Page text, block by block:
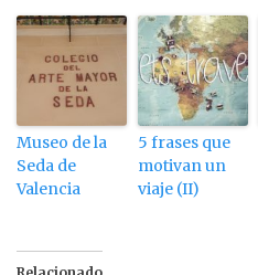
Museo de la
Seda de
Valencia
5 frases que
motivan un
viaje (II)